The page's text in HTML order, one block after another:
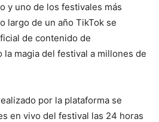
y uno de los festivales más
largo de un año TikTok se
de contenido de
magia del festival a millones de
por la plataforma se
en vivo del festival las 24 horas